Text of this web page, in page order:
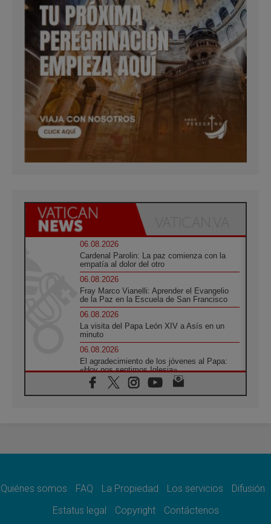
06.08.2026
Cardenal Parolin: La paz comienza con la
empatía al dolor del otro
06.08.2026
Fray Marco Vianelli: Aprender el Evangelio
de la Paz en la Escuela de San Francisco
06.08.2026
La visita del Papa León XIV a Asís en un
minuto
06.08.2026
El agradecimiento de los jóvenes al Papa:
«Hoy nos sentimos Iglesia»
06.08.2026
Líbano: Reanudan los coloquios en Roma en
paz
Sturla: La visita de León XIV será una buena
Quiénes somos FAQ La Propiedad Los servicios
Difusión
Estatus legal
Copyright Contáctenos